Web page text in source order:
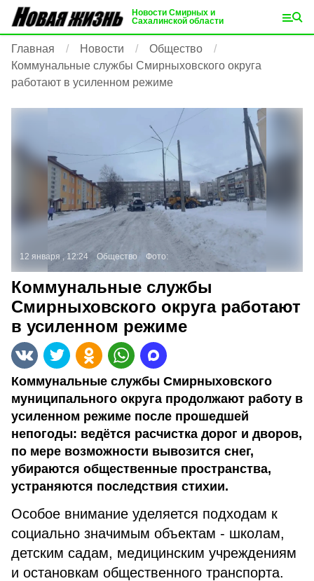
Новости Смирных и
Сахалинской области
Главная Новости
Общество
Коммунальные службы Смирныховского округа
работают в усиленном режиме
12 января , 12:24 Общество Фото:
Коммунальные службы
Смирныховского округа работают
в усиленном режиме
Коммунальные службы Смирныховского
муниципального округа продолжают работу в
усиленном режиме после прошедшей
непогоды: ведётся расчистка дорог и дворов,
по мере возможности вывозится снег,
убираются общественные пространства,
устраняются последствия стихии.
Особое внимание уделяется подходам к
социально значимым объектам - школам,
детским садам, медицинским учреждениям
и остановкам общественного транспорта.